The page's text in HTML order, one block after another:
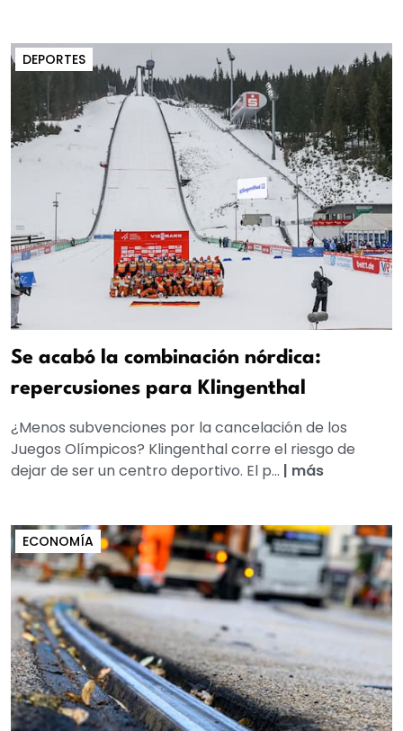
DEPORTES
Se acabó la combinación nórdica:
repercusiones para Klingenthal
¿Menos subvenciones por la cancelación de los
Juegos Olímpicos? Klingenthal corre el riesgo de
dejar de ser un centro deportivo. El p... | más
ECONOMÍA